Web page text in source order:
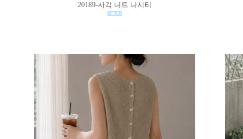
20189-사각 니트 나시티